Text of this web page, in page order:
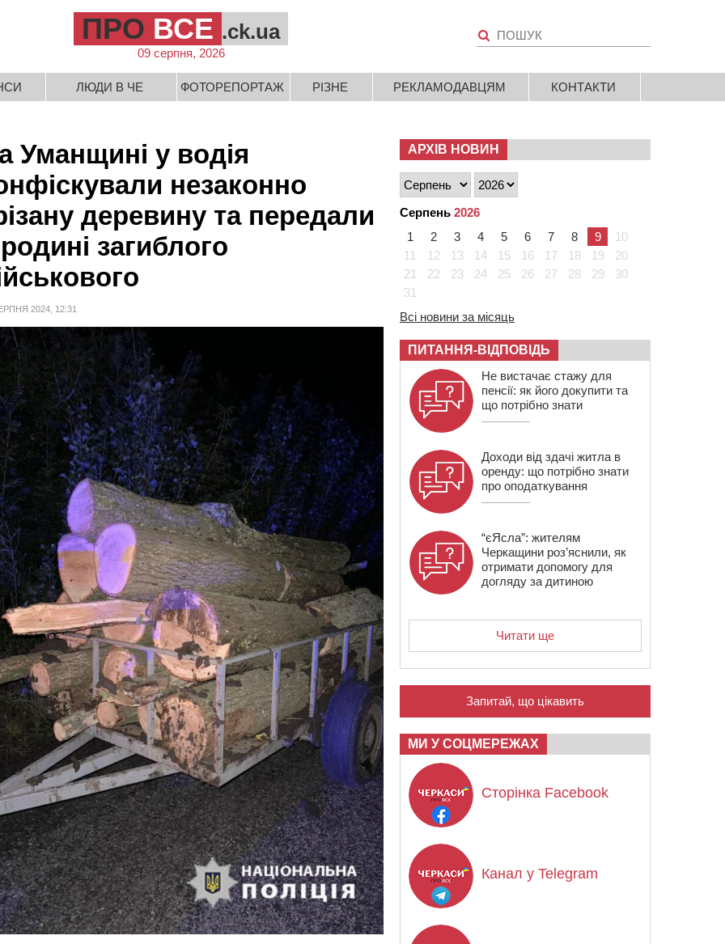
ПРО ВСЕ .ck.ua
09 серпня, 2026
ЛЮДИ В ЧЕ ФОТОРЕПОРТАЖ РІЗНЕ РЕКЛАМОДАВЦЯМ КОНТАКТИ
Уманщині у водія
незаконно
деревину та передали
родині загиблого
2024, 12:31
АРХІВ НОВИН
Серпень 2026
1
2 3 4 5 6 7 8 9
10
11
12 13 14 15 16 17 18 19
20
21
22 23 24 25 26 27 28 29
30
31
Всі новини за місяць
ПИТАННЯ-ВІДПОВІДЬ
Не вистачає стажу для
пенсії: як його докупити та
що потрібно знати
Доходи від здачі житла в
оренду: що потрібно знати
про оподаткування
“єЯсла”: жителям
Черкащини роз’яснили, як
отримати допомогу для
догляду за дитиною
Читати ще
Запитай, що цікавить
МИ У СОЦМЕРЕЖАХ
Сторінка Facebook
Канал у Telegram